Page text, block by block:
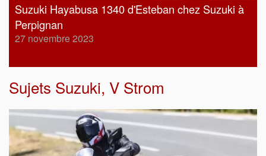
Suzuki Hayabusa 1340 d'Esteban chez Suzuki à
Perpignan
27 novembre 2023
Sujets Suzuki, V Strom